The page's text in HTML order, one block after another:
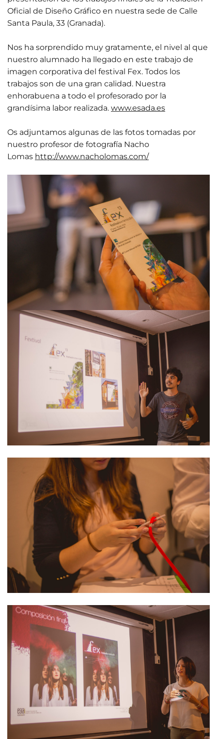
Oficial de Diseño Gráfico en nuestra sede de Calle
Santa Paula, 33 (Granada).
Nos ha sorprendido muy gratamente, el nivel al que
nuestro alumnado ha llegado en este trabajo de
imagen corporativa del festival Fex. Todos los
trabajos son de una gran calidad. Nuestra
enhorabuena a todo el profesorado por la
grandísima labor realizada. www.esada.es
Os adjuntamos algunas de las fotos tomadas por
nuestro profesor de fotografía Nacho
Lomas http://www.nacholomas.com/